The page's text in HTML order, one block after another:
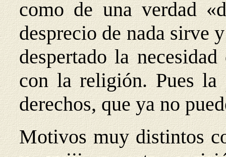
como de una verdad
desprecio de nada sirve
despertado la
con la religión. Pues la
derechos, que ya no
Motivos muy distintos